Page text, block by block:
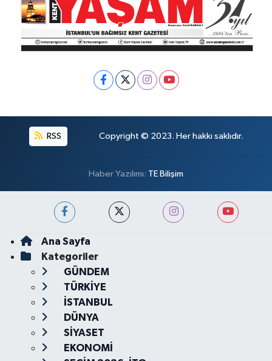
RSS Copyright © 2023. Her hakkı saklıdır.
Haber Yazılımı: TE Bilişim
Ana Sayfa
Kategoriler
GÜNDEM
TÜRKİYE
İSTANBUL
DÜNYA
SİYASET
EKONOMİ